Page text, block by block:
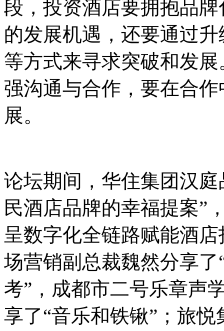
段，投资酒店要拥抱品
的发展机遇，还要通过
等方式来寻求突破和发
强沟通与合作，要在合
展。
论坛期间，华住集团汉
民酒店品牌的幸福提案”
呈数字化全链路赋能酒
场营销副总裁魏然分享
考”，成都市二号乐章声
享了“音乐和铁锹”；旅